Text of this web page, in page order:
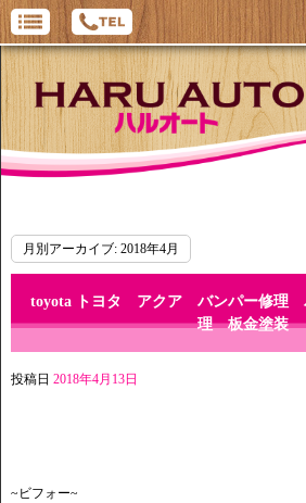
月別アーカイブ: 2018年4月
toyota トヨタ アクア バンパー修理
理 板金塗装
投稿日 2018年4月13日
~ビフォー~